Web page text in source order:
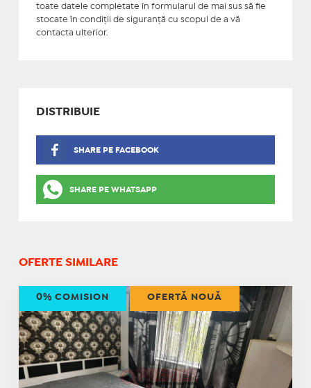
toate datele completate în formularul de mai sus să fie
stocate în condiţii de siguranţă cu scopul de a vă
contacta ulterior.
DISTRIBUIE
SHARE PE FACEBOOK
SHARE PE WHATSAPP
OFERTE SIMILARE
0% COMISION OFERTĂ NOUĂ